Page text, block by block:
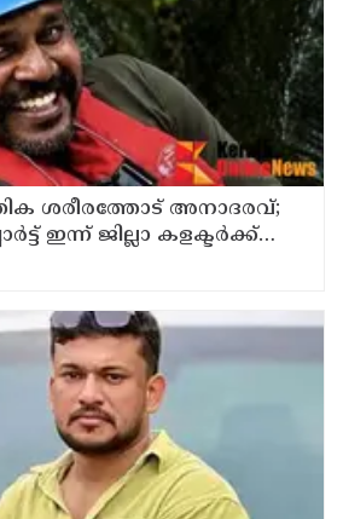
ശരീരത്തോട് അനാദരവ്;
ഇന്ന് ജില്ലാ കളക്ടര്‍ക്ക്